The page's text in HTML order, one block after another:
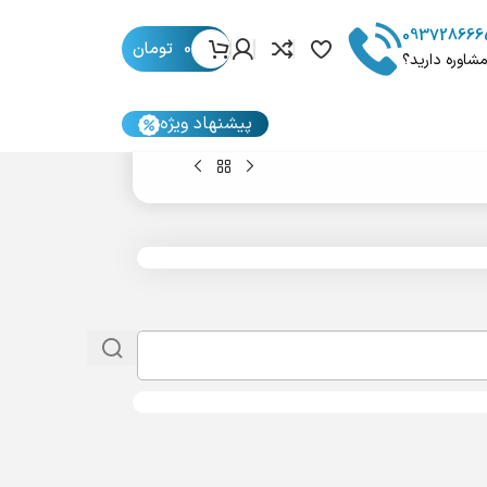
دارید؟
0 تومان
پیشنهاد ویژه